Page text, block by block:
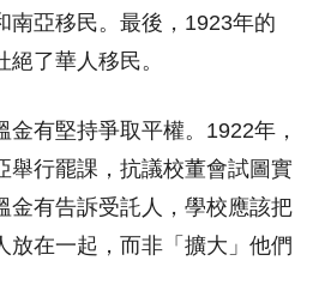
南亞移民。最後，1923年的
絕了華人移民。
金有堅持爭取平權。1922年，
舉行罷課，抗議校董會試圖實
金有告訴受託人，學校應該把
放在一起，而非「擴大」他們